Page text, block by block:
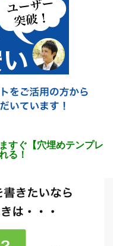
すぐ【穴埋めテンプレ
る！